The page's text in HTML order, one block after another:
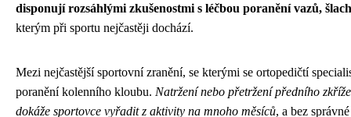
disponují rozsáhlými zkušenostmi s léčbou poranění vazů,
kterým při sportu nejčastěji dochází.
Mezi nejčastější sportovní zranění, se kterými se ortopedičtí
poranění kolenního kloubu. Natržení nebo přetržení předního
dokáže sportovce vyřadit z aktivity na mnoho měsíců, a bez